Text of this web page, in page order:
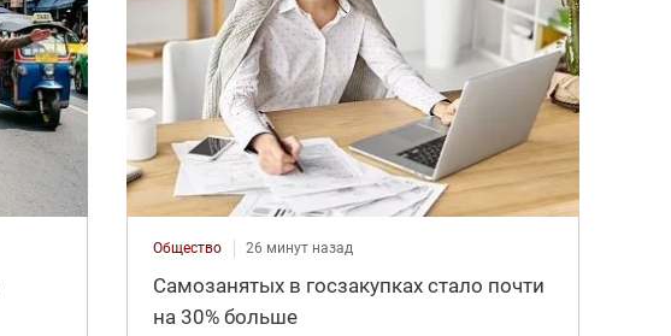
Общество 26 минут назад
Самозанятых в госзакупках стало почти
на 30% больше